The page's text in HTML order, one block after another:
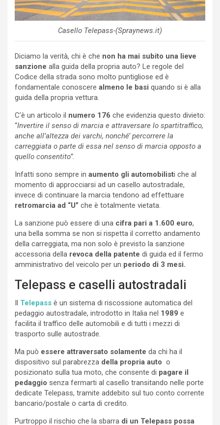
Casello Telepass-(Spraynews.it)
Diciamo la verità, chi è che non ha mai subito una lieve
sanzione alla guida della propria auto? Le regole del
Codice della strada sono molto puntigliose ed è
fondamentale conoscere almeno le basi quando si è alla
guida della propria vettura.
C’è un articolo il numero 176 che evidenzia questo divieto:
“Invertire il senso di marcia e attraversare lo spartitraffico,
anche all’altezza dei varchi, nonché’ percorrere la
carreggiata o parte di essa nel senso di marcia opposto a
quello consentito”.
Infatti sono sempre in aumento gli automobilisti che al
momento di approcciarsi ad un casello autostradale,
invece di continuare la marcia tendono ad effettuare
retromarcia ad “U” che è totalmente vietata.
La sanzione può essere di una cifra pari a 1.600 euro,
una bella somma se non si rispetta il corretto andamento
della carreggiata, ma non solo è previsto la sanzione
accessoria della revoca della patente di guida ed il fermo
amministrativo del veicolo per un periodo di 3 mesi.
Telepass e caselli autostradali
Il Telepass è un sistema di riscossione automatica del
pedaggio autostradale, introdotto in Italia nel 1989 e
facilita il traffico delle automobili e di tutti i mezzi di
trasporto sulle autostrade.
Ma può essere attraversato solamente da chi ha il
dispositivo sul parabrezza della propria auto o
posizionato sulla tua moto, che consente di pagare il
pedaggio senza fermarti al casello transitando nelle porte
dedicate Telepass, tramite addebito sul tuo conto corrente
bancario/postale o carta di credito.
Purtroppo il rischio che la sbarra di un Telepass possa